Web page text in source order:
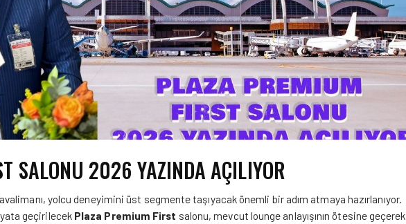
SALONU 2026 YAZINDA AÇILIYOR
yolcu deneyimini üst segmente taşıyacak önemli bir adım atmaya hazırlanıyor.
geçirilecek Plaza Premium First salonu, mevcut lounge anlayışının ötesine geçerek